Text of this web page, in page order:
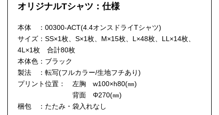
オリジナルTシャツ：仕様
本体 ：00300-ACT(4.4オンスドライTシャツ)
サイズ：SS×1枚、S×1枚、M×15枚、L×48枚、LL×14枚、
4L×1枚 合計80枚
本体色：ブラック
製法 ：転写(フルカラー/生地フチあり)
プリント位置： 左胸 w100×h80(㎜)
背面 Φ270(㎜)
梱包 ：たたみ・袋入れなし